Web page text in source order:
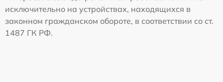
исключительно на устройствах, находящихся в
законном гражданском обороте, в соответствии со ст.
1487 ГК РФ.